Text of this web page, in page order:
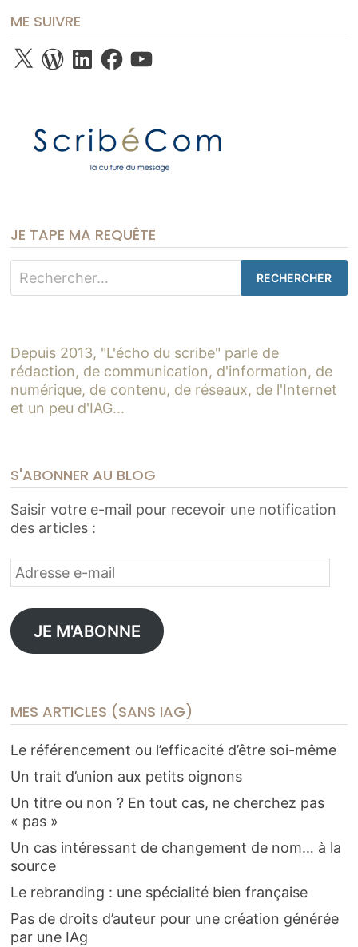
ME SUIVRE
X WordPress
LinkedInFacebook
YouTube
JE TAPE MA REQUÊTE
Depuis 2013, "L'écho du scribe" parle de
rédaction, de communication, d'information, de
numérique, de contenu, de réseaux, de l'Internet
et un peu d'IAG...
S'ABONNER AU BLOG
Saisir votre e-mail pour recevoir une notification
des articles :
Adresse
e-
JE M'ABONNE
MES ARTICLES (SANS IAG)
Le référencement ou l’efficacité d’être soi-même
Un trait d’union aux petits oignons
Un titre ou non ? En tout cas, ne cherchez pas
« pas »
Un cas intéressant de changement de nom… à la
source
Le rebranding : une spécialité bien française
Pas de droits d’auteur pour une création générée
par une IAg